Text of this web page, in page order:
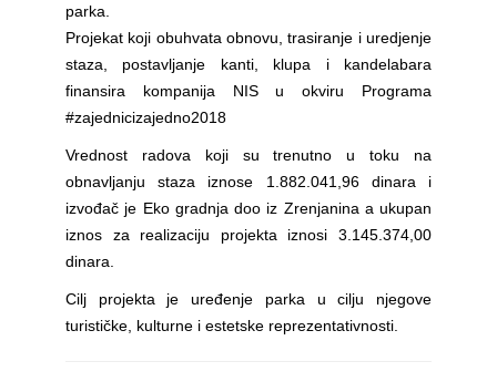
parka.
Projekat koji obuhvata obnovu, trasiranje i uredjenje
staza, postavljanje kanti, klupa i kandelabara
finansira kompanija NIS u okviru Programa
#zajednicizajedno2018
Vrednost radova koji su trenutno u toku na
obnavljanju staza iznose 1.882.041,96 dinara i
izvođač je Eko gradnja doo iz Zrenjanina a ukupan
iznos za realizaciju projekta iznosi 3.145.374,00
dinara.
Cilj projekta je uređenje parka u cilju njegove
turističke, kulturne i estetske reprezentativnosti.